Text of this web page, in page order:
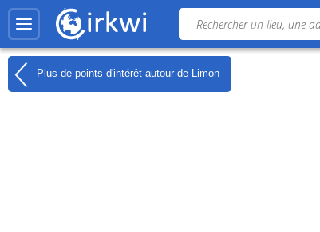
Plus de points d'intérêt autour de Limon